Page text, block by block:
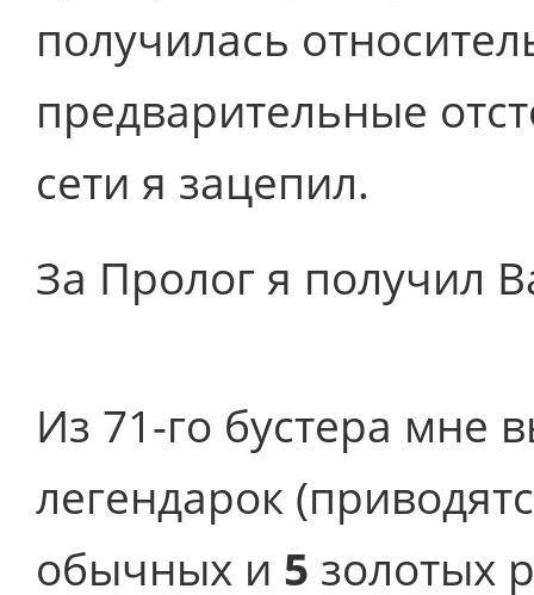
получилась
предварительные
сети я зацепил.
За Пролог я получил
Из 71-го бустера мне
легендарок
обычных и 5 золотых